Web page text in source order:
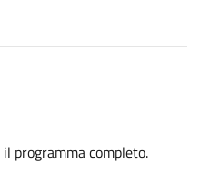
programma completo.